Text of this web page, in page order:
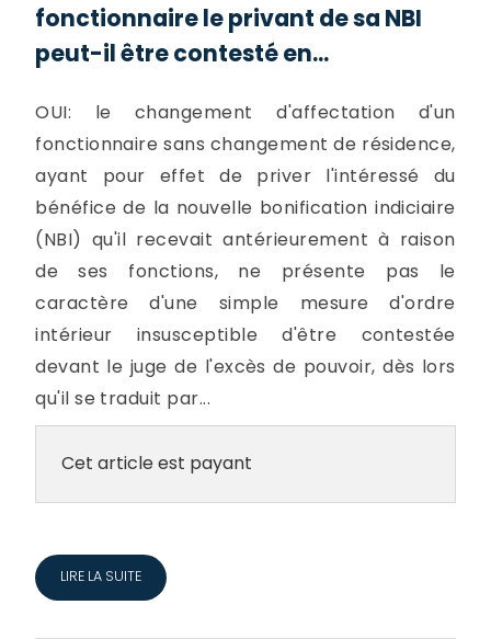
fonctionnaire le privant de sa NBI
peut-il être contesté en...
OUI: le changement d'affectation d'un
fonctionnaire sans changement de résidence,
ayant pour effet de priver l'intéressé du
bénéfice de la nouvelle bonification indiciaire
(NBI) qu'il recevait antérieurement à raison
de ses fonctions, ne présente pas le
caractère d'une simple mesure d'ordre
intérieur insusceptible d'être contestée
devant le juge de l'excès de pouvoir, dès lors
qu'il se traduit par...
Cet article est payant
LIRE LA SUITE